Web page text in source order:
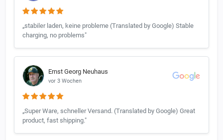
„stabiler laden, keine probleme (Translated by Google) Stable
charging, no problems"
Ernst Georg Neuhaus
vor 3 Wochen
„Super Ware, schneller Versand. (Translated by Google) Great
product, fast shipping."